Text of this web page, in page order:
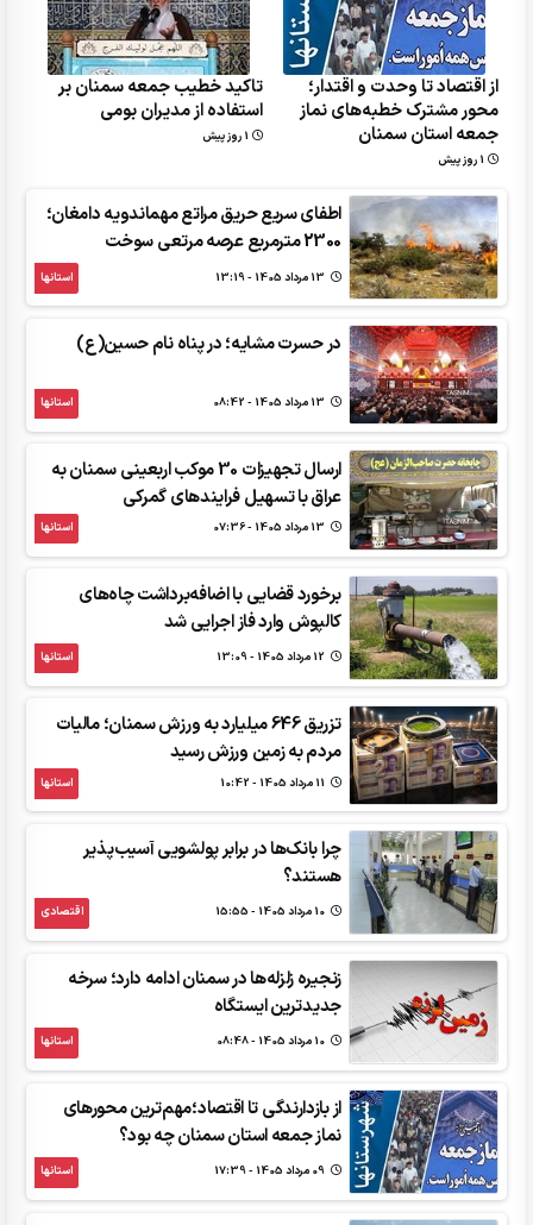
از اقتصاد تا وحدت و اقتدار؛
محور مشترک خطبه‌های نماز
جمعه استان سمنان
1 روز پیش
تاکید خطیب جمعه سمنان بر
استفاده از مدیران بومی
1 روز پیش
اطفای سریع حریق مراتع مهماندویه دامغان؛
2300 مترمربع عرصه مرتعی سوخت
استانها
در حسرت مشایه؛ در پناه نام حسین(ع)
استانها
ارسال تجهیزات 30 موکب اربعینی سمنان به
عراق با تسهیل فرایندهای گمرکی
استانها
برخورد قضایی با اضافه‌برداشت چاه‌های
کالپوش وارد فاز اجرایی شد
استانها
تزریق 646 میلیارد به ورزش سمنان؛ مالیات
مردم به زمین ورزش رسید
استانها
چرا بانک‌ها در برابر پولشویی آسیب‌پذیر
هستند؟
اقتصادی
زنجیره زلزله‌ها در سمنان ادامه دارد؛ سرخه
جدیدترین ایستگاه
استانها
از بازدارندگی تا اقتصاد؛مهم‌ترین محورهای
نماز جمعه استان سمنان چه بود؟
استانها